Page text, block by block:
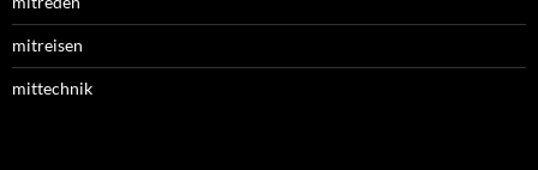
mitreisen
mittechnik